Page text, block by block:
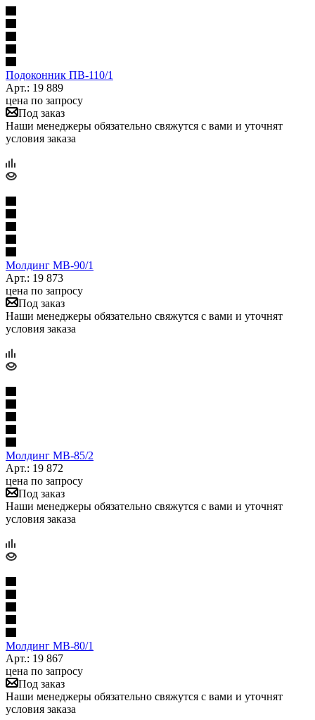
Подоконник ПB-110/1
Арт.: 19 889
цена по запросу
Под заказ
Наши менеджеры обязательно свяжутся с вами и уточнят
условия заказа
Молдинг МВ-90/1
Арт.: 19 873
цена по запросу
Под заказ
Наши менеджеры обязательно свяжутся с вами и уточнят
условия заказа
Молдинг МВ-85/2
Арт.: 19 872
цена по запросу
Под заказ
Наши менеджеры обязательно свяжутся с вами и уточнят
условия заказа
Молдинг МВ-80/1
Арт.: 19 867
цена по запросу
Под заказ
Наши менеджеры обязательно свяжутся с вами и уточнят
условия заказа